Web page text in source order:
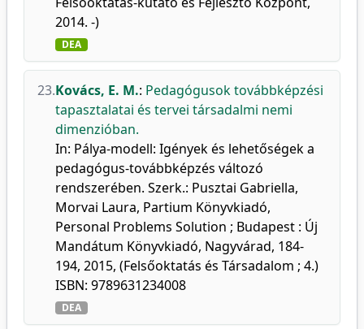
2014. -)
DEA
23.Kovács, E. M.: Pedagógusok továbbképzési
tapasztalatai és tervei társadalmi nemi
dimenzióban.
In: Pálya-modell: Igények és lehetőségek a
pedagógus-továbbképzés változó
rendszerében. Szerk.: Pusztai Gabriella,
Morvai Laura, Partium Könyvkiadó,
Personal Problems Solution ; Budapest : Új
Mandátum Könyvkiadó, Nagyvárad, 184-
194, 2015, (Felsőoktatás és Társadalom ; 4.)
ISBN: 9789631234008
DEA